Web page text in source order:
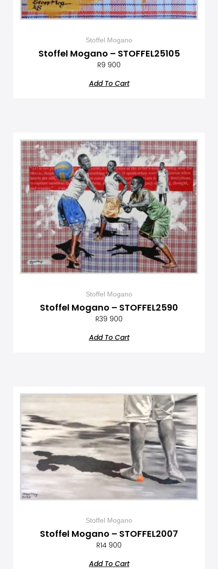
Stoffel Mogano
Stoffel Mogano – STOFFEL25105
R9 900
Add To Cart
Stoffel Mogano
Stoffel Mogano – STOFFEL2590
R39 900
Add To Cart
Stoffel Mogano
Stoffel Mogano – STOFFEL2007
R14 900
Add To Cart